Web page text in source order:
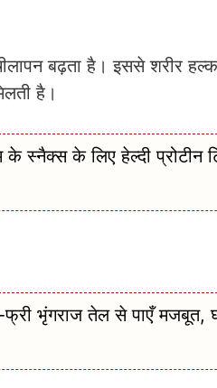
बढ़ता है। इससे शरीर
है।
स्नैक्स के लिए हेल्दी प्रोटीन
भृंगराज तेल से पाएँ मजबूत,